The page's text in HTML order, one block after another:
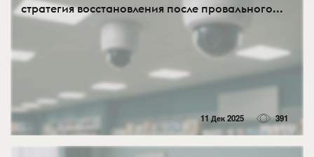
стратегия восстановления после провального...
11 Дек 2025 391